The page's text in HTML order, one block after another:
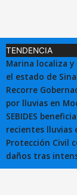
TENDENCIA
Marina localiza
el estado de
Recorre
por lluvias en
SEBIDES
recientes lluvias
Protección Civil
daños tras